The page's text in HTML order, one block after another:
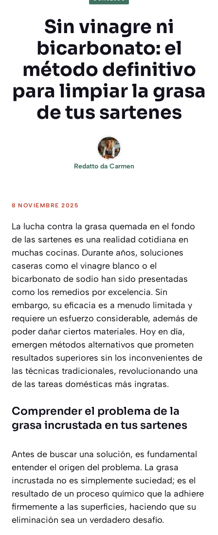
Sin vinagre ni
bicarbonato: el
método definitivo
para limpiar la grasa
de tus sartenes
Redatto da Carmen
8 NOVIEMBRE 2025
La lucha contra la grasa quemada en el fondo
de las sartenes es una realidad cotidiana en
muchas cocinas. Durante años, soluciones
caseras como el vinagre blanco o el
bicarbonato de sodio han sido presentadas
como los remedios por excelencia. Sin
embargo, su eficacia es a menudo limitada y
requiere un esfuerzo considerable, además de
poder dañar ciertos materiales. Hoy en día,
emergen métodos alternativos que prometen
resultados superiores sin los inconvenientes de
las técnicas tradicionales, revolucionando una
de las tareas domésticas más ingratas.
Comprender el problema de la
grasa incrustada en tus sartenes
Antes de buscar una solución, es fundamental
entender el origen del problema. La grasa
incrustada no es simplemente suciedad; es el
resultado de un proceso químico que la adhiere
firmemente a las superficies, haciendo que su
eliminación sea un verdadero desafío.